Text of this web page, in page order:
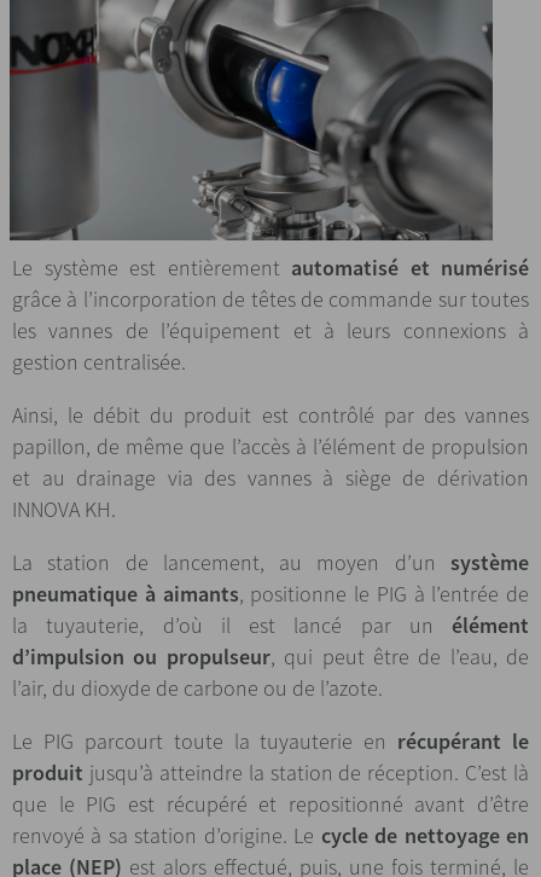
Le système est entièrement automatisé et numérisé
grâce à l’incorporation de têtes de commande sur toutes
les vannes de l’équipement et à leurs connexions à
gestion centralisée.
Ainsi, le débit du produit est contrôlé par des vannes
papillon, de même que l’accès à l’élément de propulsion
et au drainage via des vannes à siège de dérivation
INNOVA KH.
La station de lancement, au moyen d’un système
pneumatique à aimants, positionne le PIG à l’entrée de
la tuyauterie, d’où il est lancé par un élément
d’impulsion ou propulseur, qui peut être de l’eau, de
l’air, du dioxyde de carbone ou de l’azote.
Le PIG parcourt toute la tuyauterie en récupérant le
produit jusqu’à atteindre la station de réception. C’est là
que le PIG est récupéré et repositionné avant d’être
renvoyé à sa station d’origine. Le cycle de nettoyage en
place (NEP) est alors effectué, puis, une fois terminé, le